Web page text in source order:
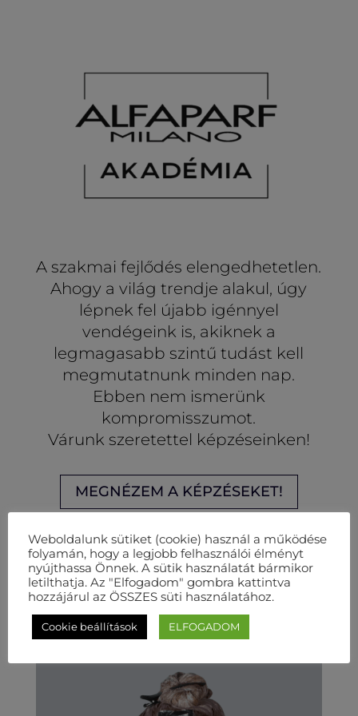
A szakmai fejlődés elengedhetetlen.
Ahogy a világ trendje alakul, úgy
lépnek fel újabb igénnyel
vendégeink is, akiknek a
legmagasabb szintű tudást kell
megmutatnunk minden nap.
Ebben nem ismerünk
kompromisszumot.
Várunk szeretettel képzéseinken!
MEGNÉZEM A KÉPZÉSEKET!
Weboldalunk sütiket (cookie) használ a működése
folyamán, hogy a legjobb felhasználói élményt
nyújthassa Önnek. A sütik használatát bármikor
letilthatja. Az "Elfogadom" gombra kattintva
hozzájárul az ÖSSZES süti használatához.
Cookie beállítások ELFOGADOM